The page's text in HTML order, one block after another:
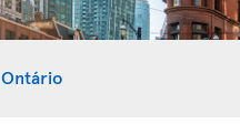
Ontário